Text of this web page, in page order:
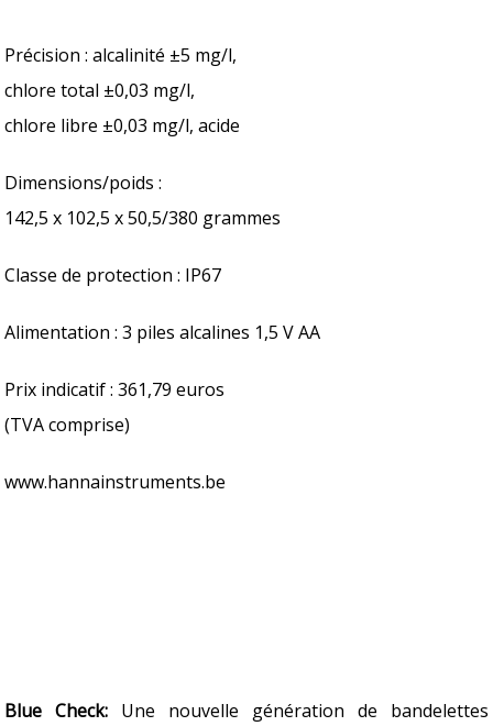
Précision : alcalinité ±5 mg/l,
chlore total ±0,03 mg/l,
chlore libre ±0,03 mg/l, acide
Dimensions/poids :
142,5 x 102,5 x 50,5/380 grammes
Classe de protection : IP67
Alimentation : 3 piles alcalines 1,5 V AA
Prix indicatif : 361,79 euros
(TVA comprise)
www.hannainstruments.be
Blue Check: Une nouvelle génération de bandelettes